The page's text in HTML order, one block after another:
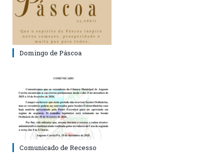
Domingo de Páscoa
Comunicado de Recesso